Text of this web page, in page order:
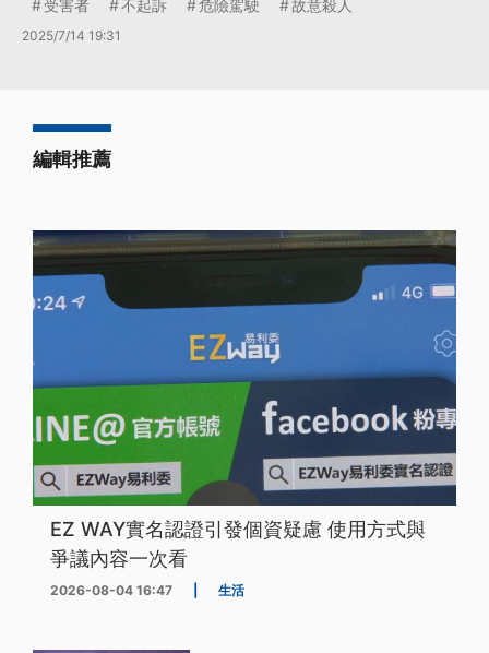
受害者 不起訴 危險駕駛 故意殺人
2025/7/14 19:31
編輯推薦
EZ WAY實名認證引發個資疑慮 使用方式與
爭議內容一次看
2026-08-04 16:47 生活